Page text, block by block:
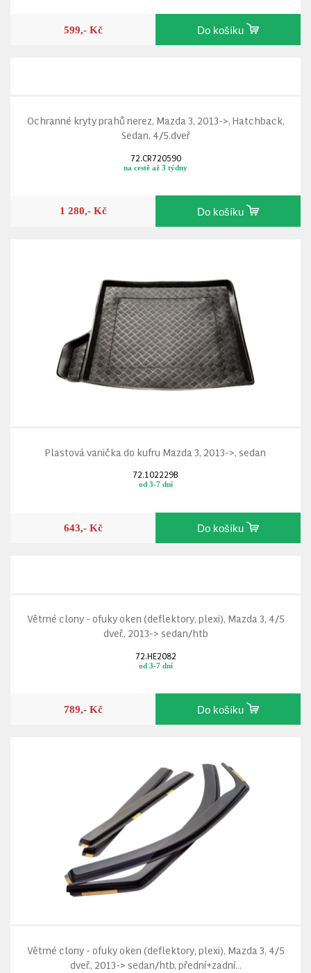
599,- Kč Do košíku
Ochranné kryty prahů nerez, Mazda 3, 2013->, Hatchback,
Sedan, 4/5.dveř
72.CR720590
na cestě až 3 týdny
1 280,- Kč Do košíku
Plastová vanička do kufru Mazda 3, 2013->, sedan
72.102229B
od 3-7 dní
643,- Kč Do košíku
Větrné clony - ofuky oken (deflektory, plexi), Mazda 3, 4/5
dveř., 2013-> sedan/htb
72.HE2082
od 3-7 dní
789,- Kč Do košíku
Větrné clony - ofuky oken (deflektory, plexi), Mazda 3, 4/5
dveř., 2013-> sedan/htb, přední+zadní...